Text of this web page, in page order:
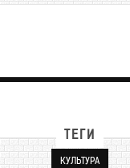
ТЕГИ
КУЛЬТУРА